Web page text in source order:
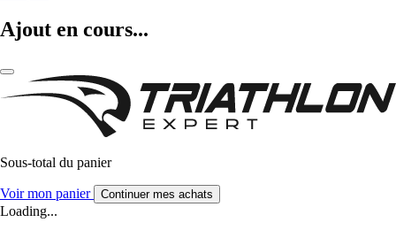
Ajout en cours...
Sous-total du panier
Voir mon panier Continuer mes achats
Loading...